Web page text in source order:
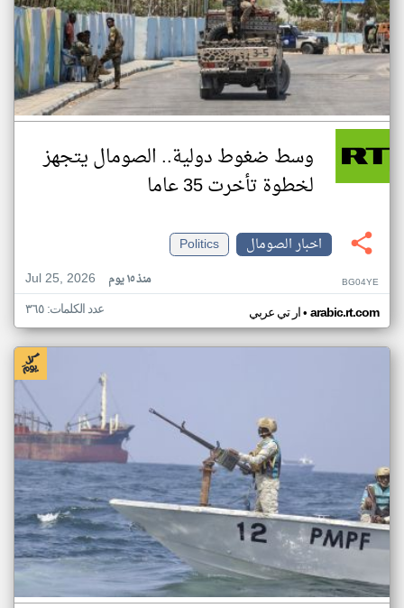
وسط ضغوط دولية.. الصومال يتجهز
لخطوة تأخرت 35 عاما
اخبار الصومال
Politics
Jul 25, 2026
منذ ١٥ يوم BG04YE
ار تي عربي• arabic.rt.com عدد الكلمات: ٣٦٥